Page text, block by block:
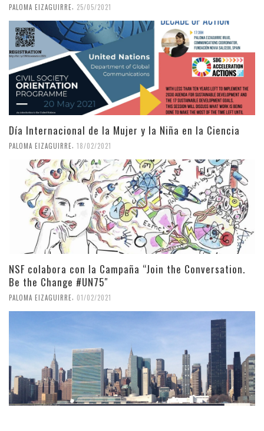
PALOMA EIZAGUIRRE 25/05/2021
Día Internacional de la Mujer y la Niña en la Ciencia
PALOMA EIZAGUIRRE 18/02/2021
NSF colabora con la Campaña “Join the Conversation.
Be the Change #UN75″
PALOMA EIZAGUIRRE 01/02/2021